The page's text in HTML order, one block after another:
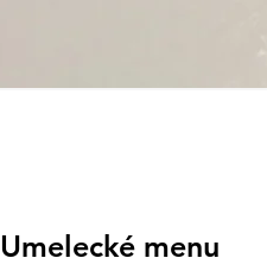
Umelecké menu